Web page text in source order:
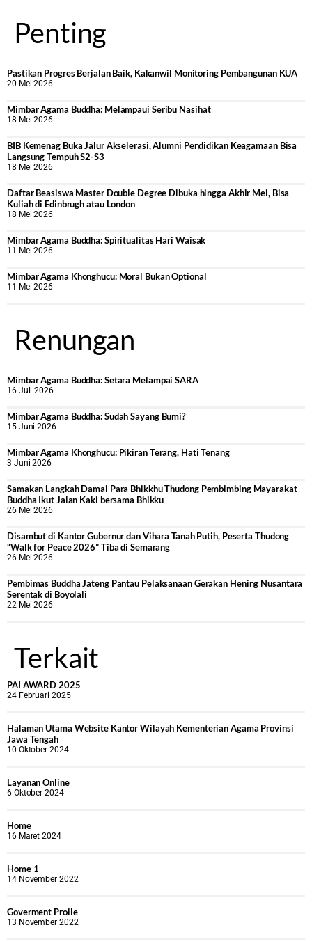
Penting
Pastikan Progres Berjalan Baik, Kakanwil Monitoring Pembangunan KUA
20 Mei 2026
Mimbar Agama Buddha: Melampaui Seribu Nasihat
18 Mei 2026
BIB Kemenag Buka Jalur Akselerasi, Alumni Pendidikan Keagamaan Bisa
Langsung Tempuh S2-S3
18 Mei 2026
Daftar Beasiswa Master Double Degree Dibuka hingga Akhir Mei, Bisa
Kuliah di Edinbrugh atau London
18 Mei 2026
Mimbar Agama Buddha: Spiritualitas Hari Waisak
11 Mei 2026
Mimbar Agama Khonghucu: Moral Bukan Optional
11 Mei 2026
Renungan
Mimbar Agama Buddha: Setara Melampai SARA
16 Juli 2026
Mimbar Agama Buddha: Sudah Sayang Bumi?
15 Juni 2026
Mimbar Agama Khonghucu: Pikiran Terang, Hati Tenang
3 Juni 2026
Samakan Langkah Damai Para Bhikkhu Thudong Pembimbing Mayarakat
Buddha Ikut Jalan Kaki bersama Bhikku
26 Mei 2026
Disambut di Kantor Gubernur dan Vihara Tanah Putih, Peserta Thudong
“Walk for Peace 2026” Tiba di Semarang
26 Mei 2026
‎Pembimas Buddha Jateng Pantau Pelaksanaan Gerakan Hening Nusantara
Serentak di Boyolali
22 Mei 2026
Terkait
PAI AWARD 2025
24 Februari 2025
Halaman Utama Website Kantor Wilayah Kementerian Agama Provinsi
Jawa Tengah
10 Oktober 2024
Layanan Online
6 Oktober 2024
Home
16 Maret 2024
Home 1
14 November 2022
Goverment Proile
13 November 2022